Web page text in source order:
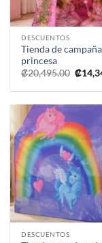
DESCUENTOS
Tienda de campaña
princesa
₡20,495.00 El
precio
₡
DESCUENTOS